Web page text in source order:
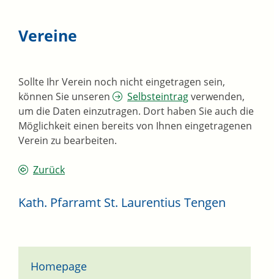
Vereine
Sollte Ihr Verein noch nicht eingetragen sein,
können Sie unseren
Selbsteintragverwenden,
um die Daten einzutragen. Dort haben Sie auch die
Möglichkeit einen bereits von Ihnen eingetragenen
Verein zu bearbeiten.
Zurück
Kath. Pfarramt St. Laurentius Tengen
Homepage